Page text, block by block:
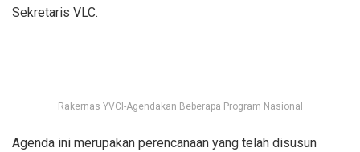
Sekretaris VLC.
Rakernas YVCI-Agendakan Beberapa Program Nasional
Agenda ini merupakan perencanaan yang telah disusun